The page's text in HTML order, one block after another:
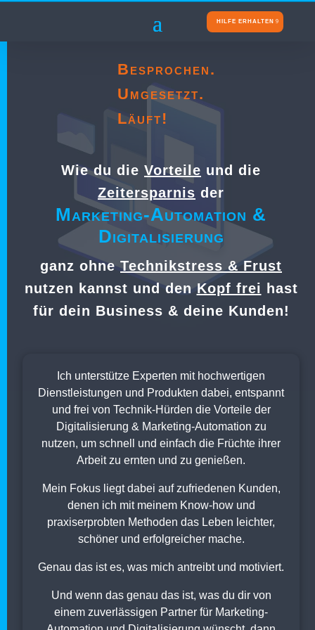
HILFE ERHALTEN
Besprochen.
Umgesetzt.
Läuft!
Wie du die Vorteile und die
Zeitersparnis der
Marketing-Automation &
Digitalisierung
ganz ohneTechnikstress & Frust
nutzen kannst und denKopf frei hast
für dein Business & deine Kunden!
Ich unterstütze Experten mit hochwertigen
Dienstleistungen und Produkten dabei, entspannt
und frei von Technik-Hürden die Vorteile der
Digitalisierung & Marketing-Automation zu
nutzen, um schnell und einfach die Früchte ihrer
Arbeit zu ernten und zu genießen.
Mein Fokus liegt dabei auf zufriedenen Kunden,
denen ich mit meinem Know-how und
praxiserprobten Methoden das Leben leichter,
schöner und erfolgreicher mache.
Genau das ist es, was mich antreibt und motiviert.
Und wenn das genau das ist, was du dir von
einem zuverlässigen Partner für Marketing-